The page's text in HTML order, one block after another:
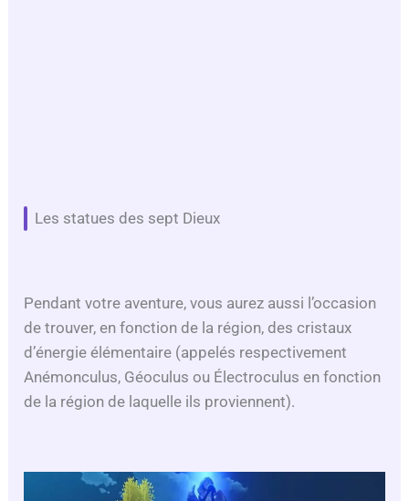
Les statues des sept Dieux
Pendant votre aventure, vous aurez aussi l’occasion
de trouver, en fonction de la région, des cristaux
d’énergie élémentaire (appelés respectivement
Anémonculus, Géoculus ou Électroculus en fonction
de la région de laquelle ils proviennent).